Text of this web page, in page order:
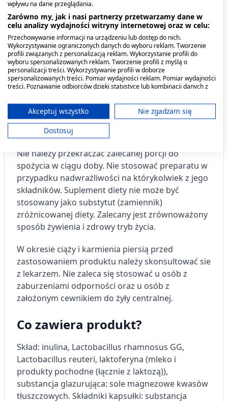
Dzieci powyżej 3 roku życia: doustnie 1 kapsułka
dziennie, po wysypaniu zawartości kapsułki i
rozpuszczeniu jej w letnim płynie (mleku, wodzie).
Dorośli:doustnie 1 - 2 kapsułki dziennie, popijając
szklanką wody.
powinien przyjmować
produktu?
Nie należy przekraczać zalecanej porcji do
spożycia w ciągu doby. Nie stosować preparatu w
przypadku nadwrażliwości na którykolwiek z jego
składników. Suplement diety nie może być
stosowany jako substytut (zamiennik)
zróżnicowanej diety. Zalecany jest zrównoważony
sposób żywienia i zdrowy tryb życia.
W okresie ciąży i karmienia piersią przed
zastosowaniem produktu należy skonsultować sie
z lekarzem. Nie zaleca się stosować u osób z
zaburzeniami odporności oraz u osób z
założonym cewnikiem do żyły centralnej.
Co zawiera produkt?
Skład: inulina, Lactobacillus rhamnosus GG,
Lactobacillus reuteri, laktoferyna (mleko i
produkty pochodne (łącznie z laktozą)),
substancja glazurująca: sole magnezowe kwasów
tłuszczowych. Składniki kapsułki: substancja
wpływu na dane przeglądania.
Zarówno my, jak i nasi partnerzy przetwarzamy dane w
celu analizy wydajności witryny internetowej oraz w celu:
Przechowywanie informacji na urządzeniu lub dostęp do nich.
Wykorzystywanie ograniczonych danych do wyboru reklam. Tworzenie
profili związanych z personalizacją reklam. Wykorzystanie profili do
wyboru spersonalizowanych reklam. Tworzenie profili z myślą o
personalizacji treści. Wykorzystywanie profili w doborze
spersonalizowanych treści. Pomiar wydajności reklam. Pomiar wydajności
treści. Poznawanie odbiorców dzięki statystyce lub kombinacji danych z
ograniczonych danych do wyboru treści.
Dane mogą być udostępniane poza Unię Europejską i wysyłane do USA.
Twoja zgoda i polityka cookie dotyczą wyłącznie tej witryny/aplikacji.
Wyświetl listę partnerów (11 dostawców IAB)
Cele przetwarzania IAB:
Przechowywanie informacji na urządzeniu
lub dostęp do nich
Wykorzystywanie ograniczonych danych do
wyboru reklam
spersonalizowanych reklam
Wykorzystanie profili do wyboru
spersonalizowanych reklam
Tworzenie profili w celu personalizacji treści
spersonalizowanych treści
Pomiar efektywności reklam
Pomiar efektywności treści
Rozumienie odbiorców dzięki statystyce lub
kombinacji danych z różnych źródeł
Akceptuj wszystko
Nie zgadzam się
Dostosuj